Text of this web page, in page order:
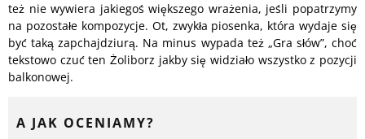
też nie wywiera jakiegoś większego wrażenia, jeśli popatrzymy
na pozostałe kompozycje. Ot, zwykła piosenka, która wydaje się
być taką zapchajdziurą. Na minus wypada też „Gra słów”, choć
tekstowo czuć ten Żoliborz jakby się widziało wszystko z pozycji
balkonowej.
A JAK OCENIAMY?